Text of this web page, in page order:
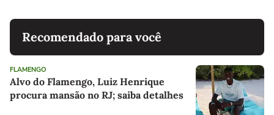
Recomendado para você
FLAMENGO
Alvo do Flamengo, Luiz Henrique
procura mansão no RJ; saiba detalhes